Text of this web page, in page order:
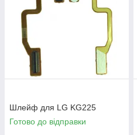
Шлейф для LG KG225
Готово до відправки